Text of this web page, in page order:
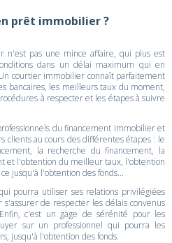
prêt immobilier ?
n'est pas une mince affaire, qui plus est
dans un délai maximum qui en
courtier immobilier connaît parfaitement
bancaires, les meilleurs taux du moment,
à respecter et les étapes à suivre
du financement immobilier et
clients au cours des différentes étapes : le
la recherche du financement, la
et l'obtention du meilleur taux, l'obtention
jusqu'à l'obtention des fonds...
pourra utiliser ses relations privilégiées
de respecter les délais convenus
c'est un gage de sérénité pour les
sur un professionnel qui pourra les
jusqu'à l'obtention des fonds.